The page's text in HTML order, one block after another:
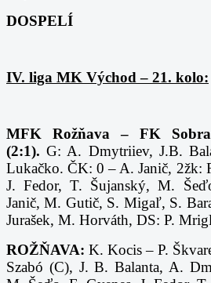
DOSPELÍ
IV. liga MK Východ – 21. kolo:
MFK Rožňava – FK
(2:1). G: A. Dmytriiev, J.B.
Lukačko. ČK: 0 – A. Janič, 2žk:
J. Fedor, T. Šujanský, M.
Janič, M. Gutič, S. Migaľ, S.
Jurašek, M. Horváth, DS: P.
ROŽŇAVA: K. Kocis – P.
Szabó (C), J. B. Balanta, A.